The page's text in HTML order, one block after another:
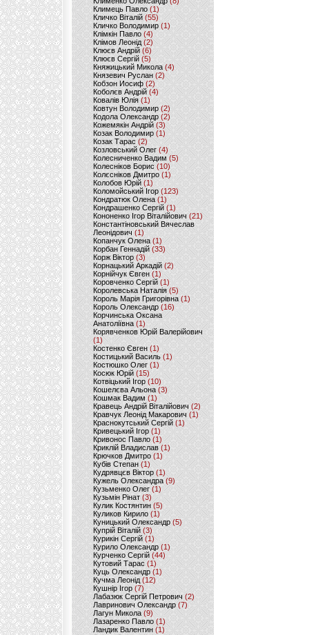
Климець Павло (1)
Кличко Віталій(55)
Кличко Володимир (1)
Клімкін Павло (4)
Клімов Леонід(2)
Клюєв Андрій(6)
Клюєв Сергій (5)
Княжицький Микола(4)
Князевич Руслан (2)
Кобзон Иосиф(2)
Коболєв Андрій (4)
Ковалів Юлія(1)
Ковтун Володимир (2)
Кодола Олександр (2)
Кожемякін Андрій (3)
Козак Володимир (1)
Козак Тарас (2)
Козловський Олег(4)
Колесниченко Вадим (5)
Колесніков Борис (10)
Колєсніков Дмитро (1)
Колобов Юрій (1)
Коломойський Ігор (123)
Кондратюк Олена(1)
Кондрашенко Сергій (1)
Кононенко Ігор Віталійович (21)
Константіновський Вячеслав
Леонідович (1)
Копанчук Олена (1)
Корбан Геннадій (33)
Корж Віктор (3)
Корнацький Аркадій (2)
Корнійчук Євген (1)
Коровченко Сергій (1)
Королевська Наталія(5)
Король Марія Григорівна (1)
Король Олександр (16)
Корчинська Оксана
Анатоліївна (1)
Корявченков Юрій Валерійович
(1)
Костенко Євген (1)
Костицький Василь (1)
Костюшко Олег (1)
Косюк Юрій (15)
Котвіцький Ігор (10)
Кошелєва Альона(3)
Кошмак Вадим (1)
Кравець Андрій Віталійович (2)
Кравчук Леонід Макарович (1)
Краснокутський Сергій (1)
Кривецький Ігор (1)
Кривонос Павло (1)
Криклій Владислав (1)
Крючков Дмитро(1)
Кубів Степан(1)
Кудрявцєв Віктор (1)
Кужель Олександра (9)
Кузьменко Олег (1)
Кузьмін Рінат(3)
Кулик Костянтин(5)
Куликов Кирило (1)
Куницький Олександр (5)
Купрій Віталій (3)
Курикін Сергій(1)
Курило Олександр (1)
Курченко Сергій (44)
Кутовий Тарас (1)
Куць Олександр (1)
Кучма Леонід (12)
Кушнір Ігор(7)
Лабазюк Сергій Петрович (2)
Лавринович Олександр(7)
Лагун Микола(9)
Лазаренко Павло (1)
Ландик Валентин (1)